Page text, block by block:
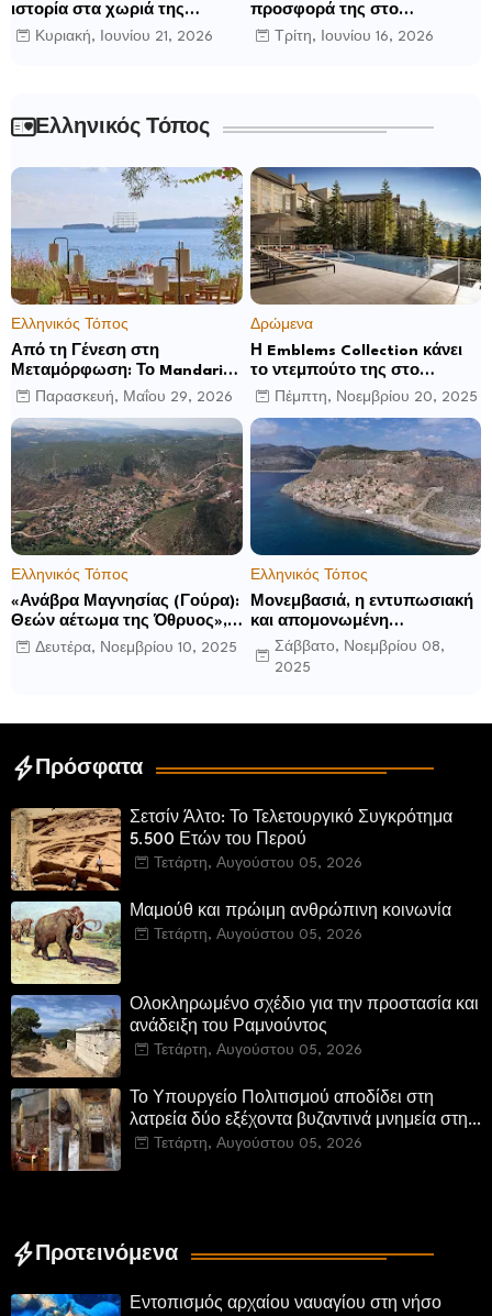
ιστορία στα χωριά της
Ρούμελης
Κυριακή, Ιουνίου 21, 2026
προσφορά της στο
παγκόσμιο γίγνεσθαι.
Τρίτη, Ιουνίου 16, 2026
Ελληνικός Τόπος
Ελληνικός Τόπος
Από τη Γένεση στη
Μεταμόρφωση: Το Mandarin
Oriental, Costa Navarino
αποκαλύπτει μια νέα σεζόν
βιωματικών εμπειριών
Παρασκευή, Μαΐου 29, 2026
Δρώμενα
Η Emblems Collection κάνει
το ντεμπούτο της στο
Ηνωμένο Βασίλειο με το
Luckham Park Hotel & Spa
και ανακοινώνει άλλα έξι
ανοίγματα για το 2026 και
μετά
Πέμπτη, Νοεμβρίου 20, 2025
Ελληνικός Τόπος
«Ανάβρα Μαγνησίας (Γούρα):
Θεών αέτωμα της Όθρυος»,
γράφει ο Δημήτρης Β.
Καρέλης
Δευτέρα, Νοεμβρίου 10, 2025
Ελληνικός Τόπος
Μονεμβασιά, η εντυπωσιακή
και απομονωμένη
οχυρωμένη πόλη που
ιδρύθηκε από τους
Σάββατο, Νοεμβρίου 08,
2025
Πρόσφατα
Σετσίν Άλτο: Το Τελετουργικό Συγκρότημα
5.500 Ετών του Περού
Τετάρτη, Αυγούστου 05, 2026
Μαμούθ και πρώιμη ανθρώπινη κοινωνία
Τετάρτη, Αυγούστου 05, 2026
Ολοκληρωμένο σχέδιο για την προστασία και
ανάδειξη του Ραμνούντος
Τετάρτη, Αυγούστου 05, 2026
Το Υπουργείο Πολιτισμού αποδίδει στη
λατρεία δύο εξέχοντα βυζαντινά μνημεία στην
Καστοριά και έπεται το αποκαταστημένο
Τετάρτη, Αυγούστου 05, 2026
Προτεινόμενα
Εντοπισμός αρχαίου ναυαγίου στη νήσο